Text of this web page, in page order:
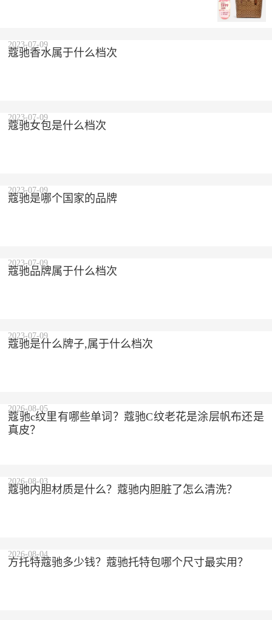
蔻驰香水属于什么档次
2023-07-09
蔻驰女包是什么档次
2023-07-09
蔻驰是哪个国家的品牌
2023-07-09
蔻驰品牌属于什么档次
2023-07-09
蔻驰是什么牌子,属于什么档次
2023-07-09
蔻驰c纹里有哪些单词？蔻驰C纹老花是涂层帆布还是
真皮？
2026-08-05
蔻驰内胆材质是什么？蔻驰内胆脏了怎么清洗？
2026-08-03
方托特蔻驰多少钱？蔻驰托特包哪个尺寸最实用？
2026-08-04